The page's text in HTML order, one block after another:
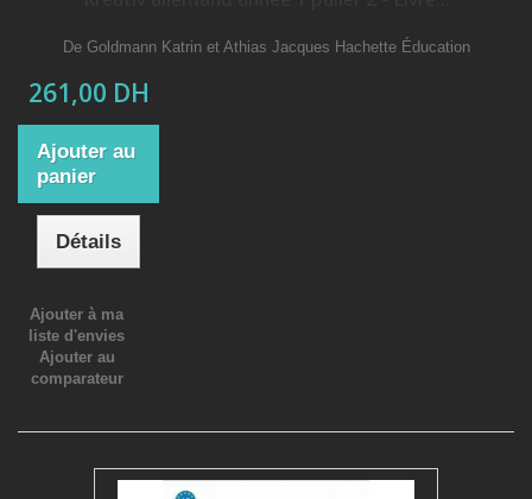
De Goldmann Katrin et Athias Jacques Hachette Éducation
261,00 DH
Ajouter au
panier
Détails
Ajouter à ma
liste d'envies
Ajouter au
comparateur